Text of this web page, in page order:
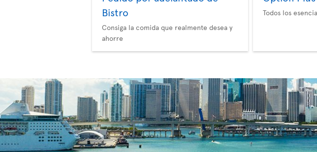
Bistro
Consiga la comida que realmente desea y
ahorre
Todos los